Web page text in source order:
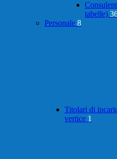
tabelle)
Personale 8
Titolari di
vertice 1